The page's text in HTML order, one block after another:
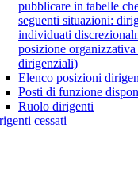
pubblicare in tabelle
seguenti situazioni:
individuati
posizione
dirigenziali)
Elenco posizioni
Posti di funzione
Ruolo dirigenti
cessati